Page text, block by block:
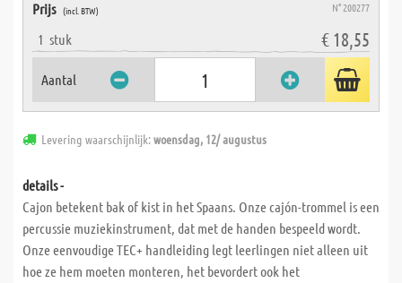
Prijs (incl. BTW) N° 200277
1 stuk € 18,55
Aantal
Levering waarschijnlijk:woensdag, 12/ augustus
details -
Cajon betekent bak of kist in het Spaans. Onze cajón-trommel is een
percussie muziekinstrument, dat met de handen bespeeld wordt.
Onze eenvoudige TEC+ handleiding legt leerlingen niet alleen uit
hoe ze hem moeten monteren, het bevordert ook het